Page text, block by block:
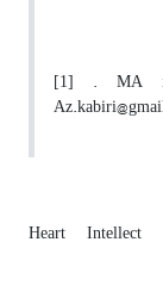
[1] . MA in
Heart Intellect